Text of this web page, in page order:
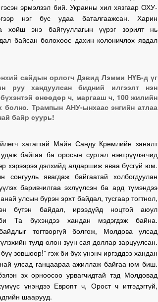
эрмэлзэл бий. Украины хил хязгаар ОХУ-
нэг бус удаа баталгаажсан. Харин
хойш энэ байгууллагын үүрэг зорилт нь
байсан болохоос дахин колоничлох явдал
сайдын орлогч Дэвид Лэмми НҮБ-д үг
руу хандуулсан бидний илгээлт нэн
өнөөдөр ч, маргааш ч, 100 жилийн
болно. Трампын АНУ-ынхаас энгийн атлаа
байр суурь!
хатагтай Майя Санду Кремлийн заналт
байгаа ба оросын суртал нэвтрүүлэгчид
хэрээрээ дэлхийд алдаршиж яваа бүсгүй юм.
сонгууль явагдаж байгаатай холбогдуулан
баривчилгаа эхлүүлсэн ба ард түмэндээ
улсын бүрэн эрхт байдал, тусгаар тогтнол,
бүтэн байдал, ирээдүйд ноцтой аюул
Та бүхэндээ хандан мэдэгдэж байна.
тогтворгүй болгож, Молдова улсад
тулд олон зуун сая доллар зарцуулсан.
зөвшөөр!” гэж би бүх үнэнч иргэддээ хандан
улсад ганцаараа ажиллаж байгаа юм биш.
эх орноосоо урвагчидтай тэд Молдовад
үнэндээ Европт ч, Орост ч итгэдэггүй,
шаарууд.